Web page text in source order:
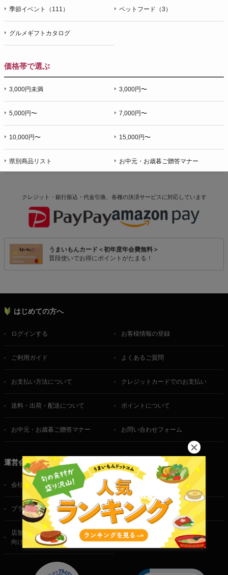
季節イベント（111） ペットフード（3）
グルメギフトカタログ
価格帯で選ぶ
3,000円未満 3,000円〜
5,000円〜 7,000円〜
10,000円〜 15,000円〜
県別商品リスト お中元・お歳暮ご贈答マナー
クレジット・銀行振込・代金引換、各種の決済サービスに対応しています
うまいもんカード＜初年度年会費無料＞
普段使いでお得にポイントがたまる！
はじめての方へ
ログインする お客様情報の登録
ご利用ガイド よくあるご質問
お支払い方法について クレジットカードでのお支払い
送料・出荷・配送について ポイントについて
お中元・お歳暮ご贈答マナー お問い合わせフォーム
運営会社
会社概要 ご利用規約
プライバシーポリシー 特定商取引法に基づく表記
店舗・法人・生産者様
向けのお問い合わせ